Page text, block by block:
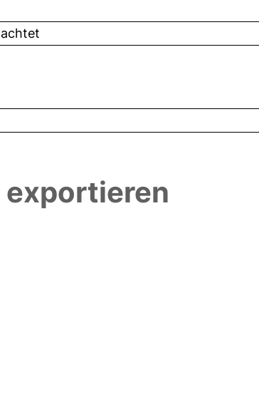
exportieren